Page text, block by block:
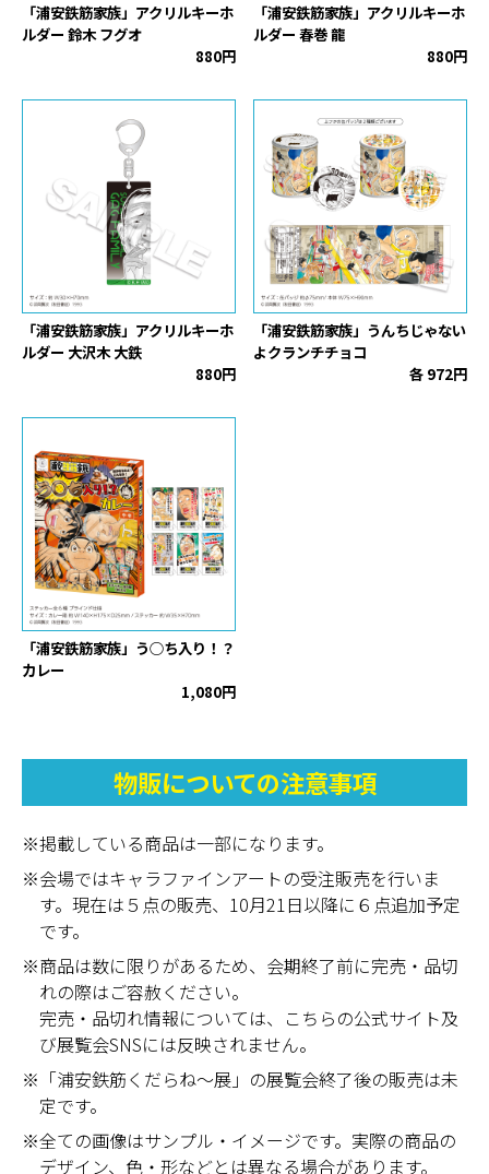
「浦安鉄筋家族」アクリルキーホ
ルダー 鈴木 フグオ
880円
「浦安鉄筋家族」アクリルキーホ
ルダー 春巻 龍
880円
「浦安鉄筋家族」アクリルキーホ
ルダー 大沢木 大鉄
880円
「浦安鉄筋家族」うんちじゃない
よクランチチョコ
各 972円
「浦安鉄筋家族」う○ち入り！？
カレー
1,080円
物販についての注意事項
※掲載している商品は一部になります。
※会場ではキャラファインアートの受注販売を行いま
す。現在は５点の販売、10月21日以降に６点追加予定
です。
※商品は数に限りがあるため、会期終了前に完売・品切
れの際はご容赦ください。
完売・品切れ情報については、こちらの公式サイト及
び展覧会SNSには反映されません。
※「浦安鉄筋くだらね～展」の展覧会終了後の販売は未
定です。
※全ての画像はサンプル・イメージです。実際の商品の
デザイン、色・形などとは異なる場合があります。